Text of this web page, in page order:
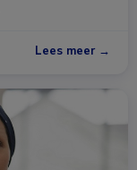
Lees meer →